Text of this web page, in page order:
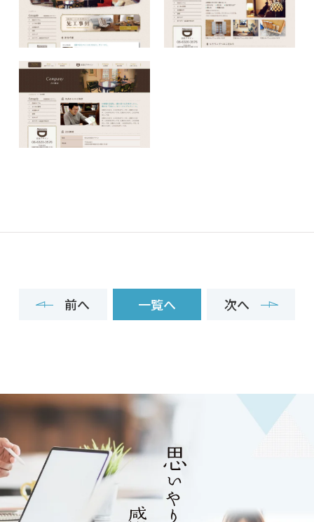
前へ 一覧へ 次へ